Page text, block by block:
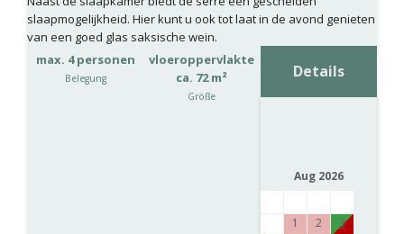
slaapmogelijkheid. Hier kunt u ook tot laat in de avond genieten
van een goed glas saksische wein.
max. 4 personen
Belegung
vloeroppervlakte
ca. 72 m²
Größe
Details
Aug 2026
1 2
3